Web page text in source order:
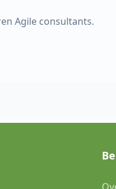
Agile consultants.